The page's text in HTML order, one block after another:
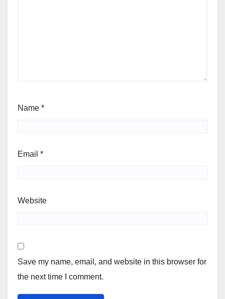
Name *
Email *
Website
Save my name, email, and website in this browser for
the next time I comment.